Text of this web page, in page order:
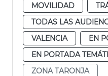
MOVILIDAD
TODAS LAS
VALENCIA
EN
EN PORTADA
ZONA TARONJA